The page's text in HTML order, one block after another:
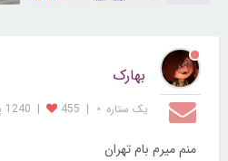
بهارک
یک ستاره ⋆ |
455
| 1240 پست
منم میرم بام تهران